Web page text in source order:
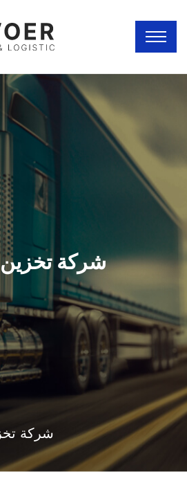
شركة تخزين
شركة